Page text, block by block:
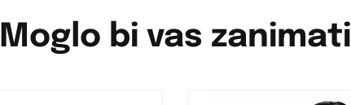
Moglo bi vas zanimati